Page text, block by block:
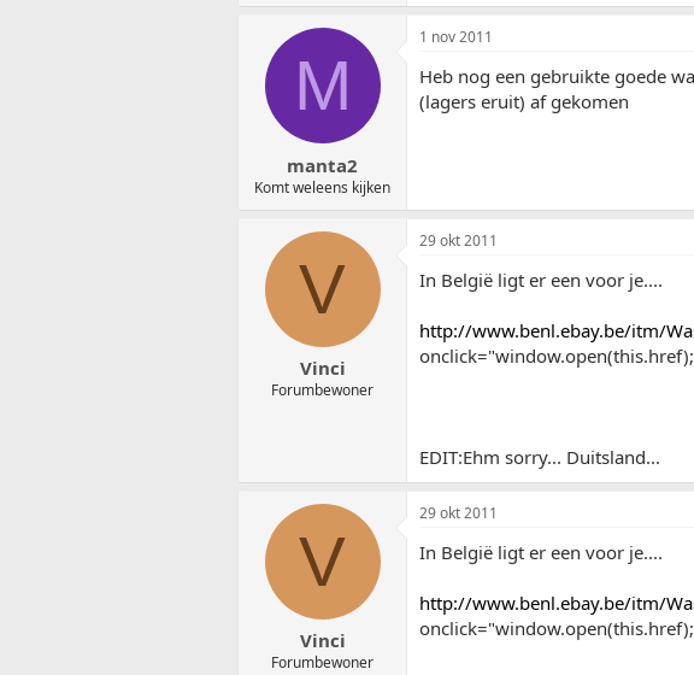
M
manta2
Komt weleens kijken
1 nov 2011
Heb nog een gebruikte goede
(lagers eruit) af gekomen
V
Vinci
Forumbewoner
29 okt 2011
In België ligt er een voor je....
http://www.benl.ebay.be/itm/
EDIT:Ehm sorry... Duitsland...
V
Vinci
Forumbewoner
29 okt 2011
In België ligt er een voor je....
http://www.benl.ebay.be/itm/